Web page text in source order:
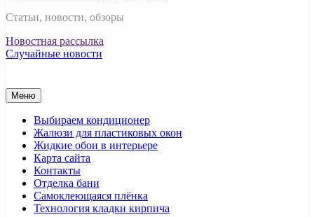
Статьи, новости, обзоры
Новостная рассылка
Случайные новости
Меню
Выбираем кондиционер
Жалюзи для пластиковых окон
Жидкие обои в интерьере
Карта сайта
Контакты
Отделка бани
Самоклеющаяся плёнка
Технология кладки кирпича